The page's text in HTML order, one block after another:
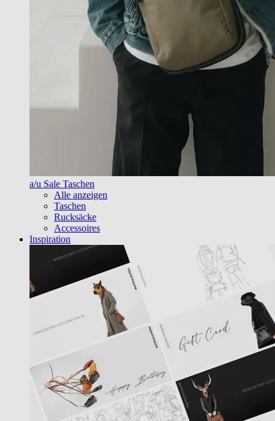
a/u Sale Taschen
Alle anzeigen
Taschen
Rucksäcke
Accessoires
Inspiration